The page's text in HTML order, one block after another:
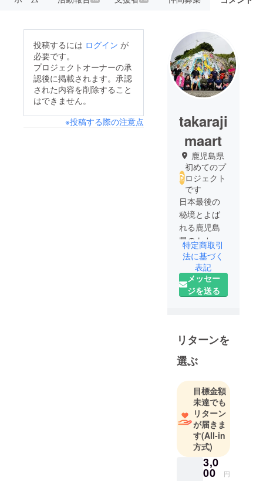
投稿するには ログイン が
必要です。
プロジェクトオーナーの承
認後に掲載されます。承認
された内容を削除すること
はできません。
※投稿する際の注意点
takaraji
maart
鹿児島県
初めてのプ
ロジェクト
です
日本最後の
秘境とよば
れる鹿児島
県のトカラ
列島最南
端・宝島
で、アート
で島を盛り
特定商取引
法に基づく
表記
メッセー
ジを送る
リターンを
選ぶ
目標金額
未達でも
リターン
が届きま
す(All-in
方式)
3,0
00 円